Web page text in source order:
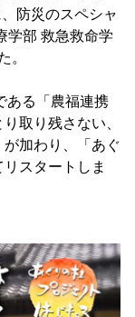
防災のスペシャ
学部 救急救命学
。
ある「農福連携
取り残さない、
加わり、「あぐ
スタートしま